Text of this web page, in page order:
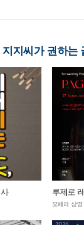
지지씨가 권하는
루제로
오페라 상영